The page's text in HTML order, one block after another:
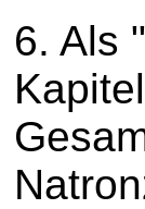
6. Als